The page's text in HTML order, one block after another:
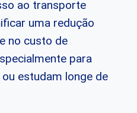
ao transporte
uma redução
no custo de
para
estudam longe de